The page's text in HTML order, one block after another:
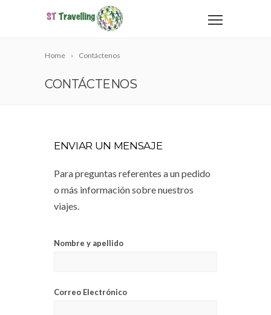
Home Contáctenos
CONTÁCTENOS
ENVIAR UN MENSAJE
Para preguntas referentes a un pedido
o más información sobre nuestros
viajes.
Nombre y apellido
Correo Electrónico